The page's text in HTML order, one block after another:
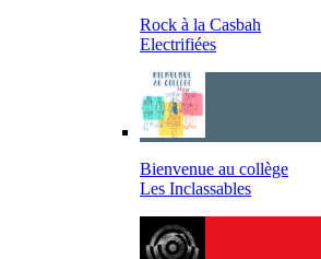
Rock à la Casbah
Electrifiées
Bienvenue au collège
Les Inclassables